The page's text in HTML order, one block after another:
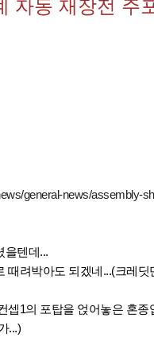
자동 재장전 주
general-news/assembly-
을텐데...
때려박아도 되겠네...(크레딧
셉1의 포탑을 얹어놓은 혼종
...)